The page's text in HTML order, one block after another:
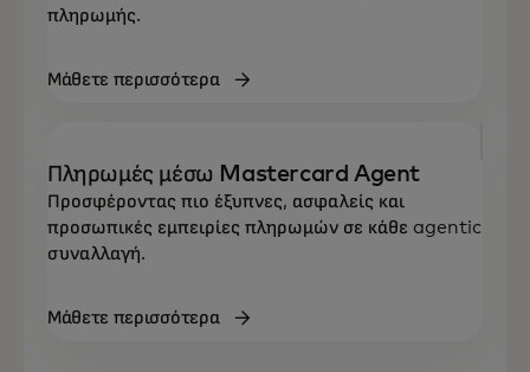
πληρωμής.
Μάθετε περισσότερα
Πληρωμές μέσω Mastercard Agent
Προσφέροντας πιο έξυπνες, ασφαλείς και
προσωπικές εμπειρίες πληρωμών σε κάθε agentic
συναλλαγή.
Μάθετε περισσότερα